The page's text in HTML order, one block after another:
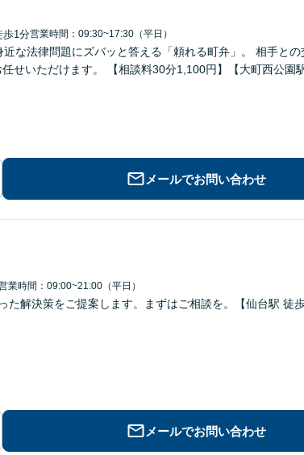
歩1分営業時間：09:30~17:30（平日）
近な法律問題にズバッと答える「頼れる町弁」。 相手と
せいただけます。 【相談料30分1,100円】【大町西公園
メールでお問い合わせ
業時間：09:00~21:00（平日）
た解決策をご提案します。まずはご相談を。【仙台駅 徒歩
メールでお問い合わせ